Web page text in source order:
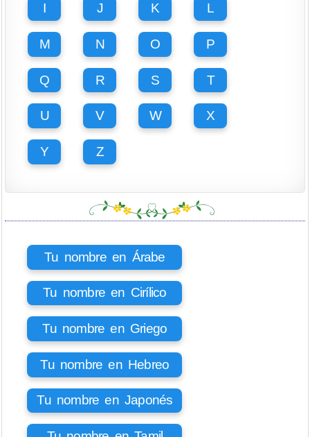
I J K L
M N O P
Q R S T
U V W X
Y Z
Tu nombre en Árabe
Tu nombre en Cirílico
Tu nombre en Griego
Tu nombre en Hebreo
Tu nombre en Japonés